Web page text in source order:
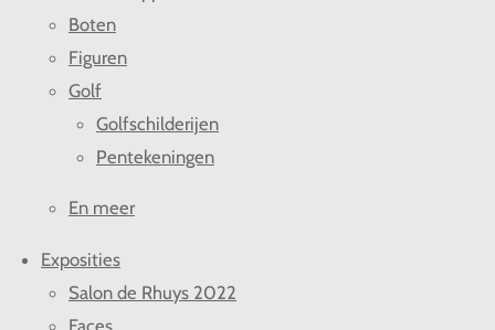
Boten
Figuren
Golf
Golfschilderijen
Pentekeningen
En meer
Exposities
Salon de Rhuys 2022